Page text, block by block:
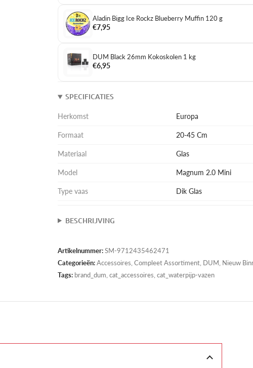
Aladin Bigg Ice Rockz Blueberry Muffin 120 g
€7,95
DUM Black 26mm Kokoskolen 1 kg
€6,95
SPECIFICATIES
Herkomst Europa
Formaat 20-45 Cm
Materiaal Glas
Model Magnum 2.0 Mini
Type vaas Dik Glas
BESCHRIJVING
Artikelnummer:SM-9712435462471
Categorieën:Accessoires, Compleet Assortiment, DUM, Nieuw
Tags: brand_dum, cat_accessoires, cat_waterpijp-vazen